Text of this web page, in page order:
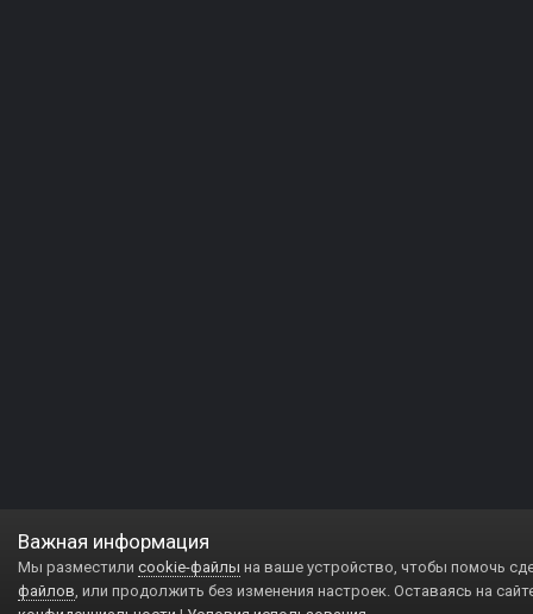
Важная информация
Мы разместили cookie-файлы на ваше устройство, чтобы помочь
файлов, или продолжить без изменения настроек. Оставаясь на